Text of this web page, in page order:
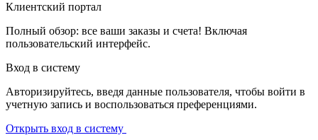
Клиентский портал
Полный обзор: все ваши заказы и счета! Включая
пользовательский интерфейс.
Вход в систему
Авторизируйтесь, введя данные пользователя, чтобы войти в
учетную запись и воспользоваться преференциями.
Открыть вход в систему